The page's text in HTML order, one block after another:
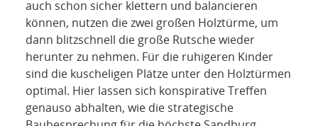
auch schon sicher klettern und balancieren
können, nutzen die zwei großen Holztürme, um
dann blitzschnell die große Rutsche wieder
herunter zu nehmen. Für die ruhigeren Kinder
sind die kuscheligen Plätze unter den Holztürmen
optimal. Hier lassen sich konspirative Treffen
genauso abhalten, wie die strategische